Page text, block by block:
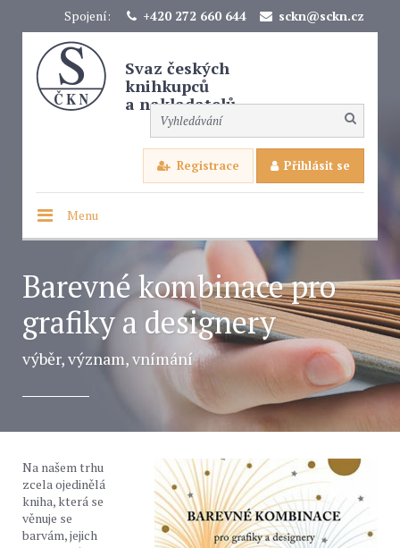
Spojení: +420 272 660 644 sckn@sckn.cz
Svaz českých
knihkupců
a nakladatelů
Registrace Přihlásit se
Menu
Barevné kombinace pro
grafiky a designery
výběr, význam, vnímání
Na našem trhu
zcela ojedinělá
kniha, která se
věnuje se
barvám, jejich